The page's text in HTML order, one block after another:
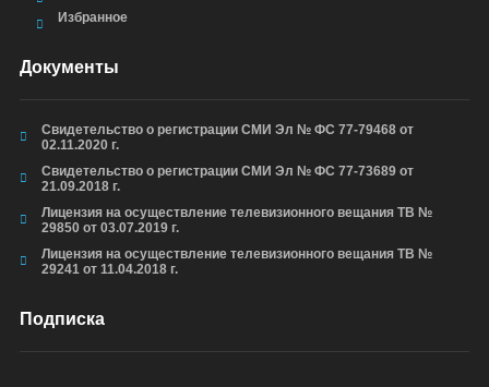
Избранное
Документы
Свидетельство о регистрации СМИ Эл № ФС 77-79468 от
02.11.2020 г.
Свидетельство о регистрации СМИ Эл № ФС 77-73689 от
21.09.2018 г.
Лицензия на осуществление телевизионного вещания ТВ №
29850 от 03.07.2019 г.
Лицензия на осуществление телевизионного вещания ТВ №
29241 от 11.04.2018 г.
Подписка